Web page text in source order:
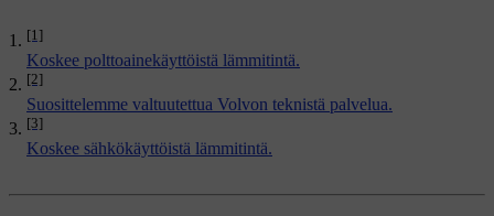
[1]
Koskee polttoainekäyttöistä lämmitintä.
[2]
Suosittelemme valtuutettua Volvon teknistä palvelua.
[3]
Koskee sähkökäyttöistä lämmitintä.